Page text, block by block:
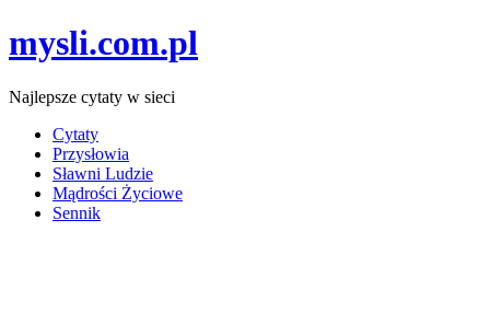
mysli.com.pl
Najlepsze cytaty w sieci
Cytaty
Przysłowia
Sławni Ludzie
Mądrości Życiowe
Sennik